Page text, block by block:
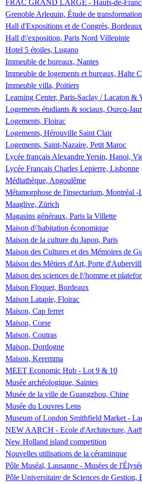
FRAC GRAND LARGE - Hauts-de-
Grenoble Arlequin, Étude de transformation
Hall d'Expositions et de Congrès,
Hall d\'exposition, Paris Nord Villepinte
Hotel 5 étoiles, Lugano
Immeuble de bureaux, Nantes
Immeuble de logements et bureaux, Halte
Immeuble villa, Poitiers
Learning Center, Paris-Saclay / Lacaton &
Logements étudiants & sociaux, Ourcq-
Logements, Floirac
Logements, Hérouville Saint Clair
Logements, Saint-Nazaire, Petit Maroc
Lycée français Alexandre Yersin, Hanoi,
Lycée Français Charles Lepierre, Lisbonne
Médiathèque, Angoulême
Métamorphose de l'insectarium, Montréal
Maaglive, Zürich
Magasins généraux, Paris la Villette
Maison d\'habitation économique
Maison de la culture du Japon, Paris
Maison des Cultures et des Mémoires de
Maison des Métiers d'Art, Porte
Maison des sciences de l\'homme et
Maison Floquet, Bordeaux
Maison Latapie, Floirac
Maison, Cap ferret
Maison, Corse
Maison, Coutras
Maison, Dordogne
Maison, Keremma
MEET Economic Hub - Lot 9 & 10
Musée archéologique, Saintes
Musée de la ville de Guangzhou, Chine
Musée du Louvres Lens
Museum of London Smithfield Market -
NEW AARCH - Ecole d'Architecture,
New Holland island competition
Nouvelles utilisations de la céraminque
Pôle Muséal, Lausanne - Musées de
Pôle Universitaire de Sciences de Gestion,